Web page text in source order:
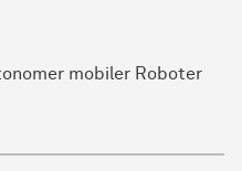
mobiler Roboter